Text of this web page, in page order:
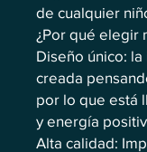
de cualquier
¿Por qué elegir
Diseño único:
creada
por lo que está
y energía
Alta calidad: